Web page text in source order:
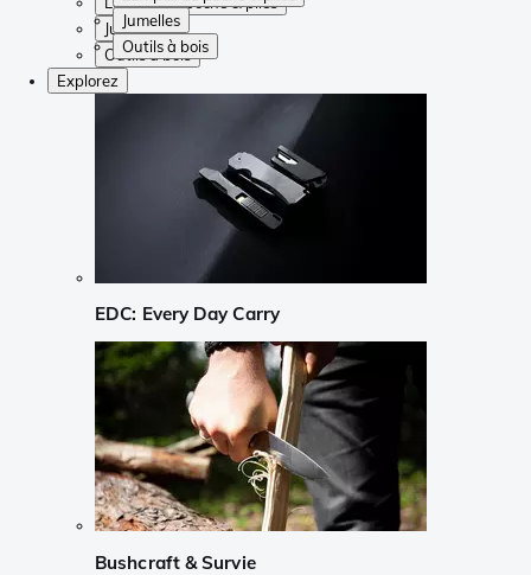
Jumelles
Outils à bois
Jumelles
Outils à bois
Explorez
EDC: Every Day Carry
Bushcraft & Survie